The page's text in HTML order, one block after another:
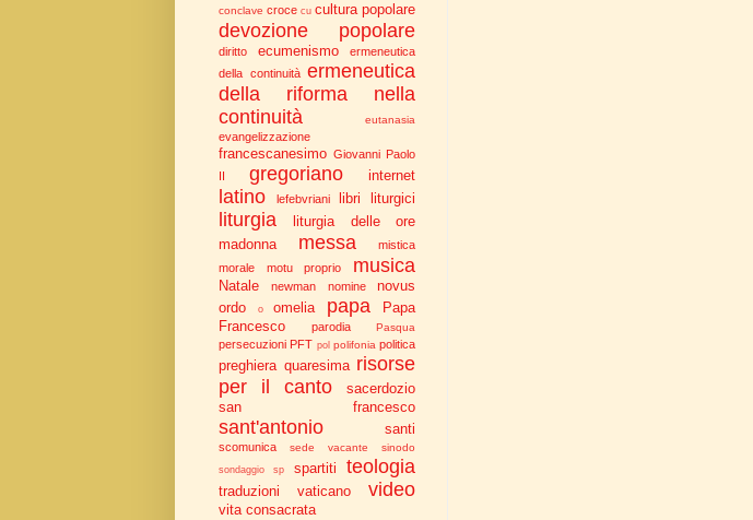
conclave croce cu cultura popolare
devozione popolare
diritto ecumenismo
ermeneutica
della continuità ermeneutica
della riforma nella
continuità
eutanasia
evangelizzazione
francescanesimo Giovanni Paolo
gregoriano internet
latino lefebvriani libri liturgici
liturgia
liturgia delle ore
madonna
messa
mistica
morale
motu proprio musica
Natale newman nomine
novus
ordo
o omelia papa
Papa
Francesco
parodia Pasqua
persecuzioni PFT pol polifonia politica
preghiera quaresima risorse
per il canto
sacerdozio
san francesco
sant'antonio santi
scomunica sede vacante sinodo
sondaggio sp spartiti teologia
traduzioni vaticano video
vita consacrata